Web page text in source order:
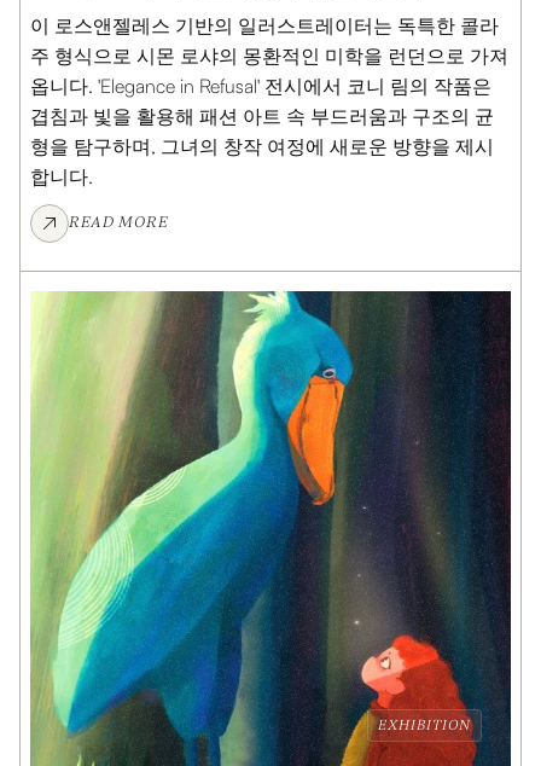
이 로스앤젤레스 기반의 일러스트레이터는 독특한 콜라
주 형식으로 시몬 로샤의 몽환적인 미학을 런던으로 가져
옵니다. 'Elegance in Refusal' 전시에서 코니 림의 작품은
겹침과 빛을 활용해 패션 아트 속 부드러움과 구조의 균
형을 탐구하며, 그녀의 창작 여정에 새로운 방향을 제시
합니다.
READ MORE
EXHIBITION